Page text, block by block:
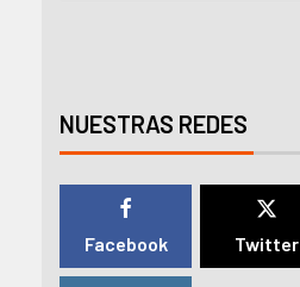
NUESTRAS REDES
Facebook Twitter